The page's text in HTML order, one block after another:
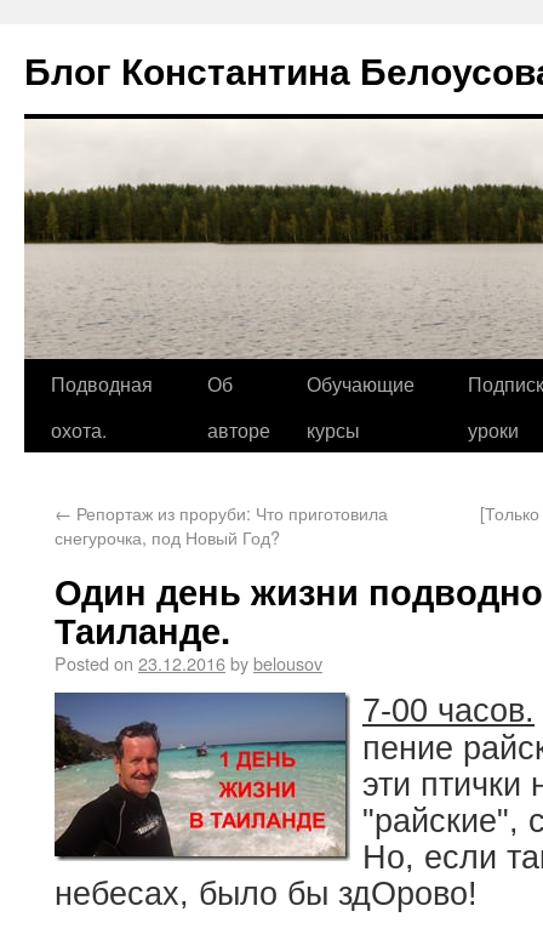
Блог Константина
Подводная
охота.
Об
авторе
Обучающие
курсы
уроки
← Репортаж из проруби: Что приготовила
снегурочка, под Новый Год?
Один день жизни
Таиланде.
Posted on 23.12.2016bybelousov
7-00 часов.
пение
эти
"райские",
Но, если
небесах, было бы здОрово!